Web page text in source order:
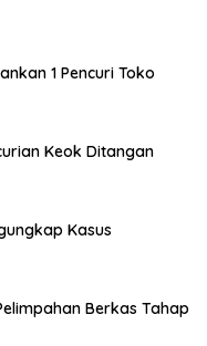
1 Pencuri Toko
Keok Ditangan
Kasus
Berkas Tahap